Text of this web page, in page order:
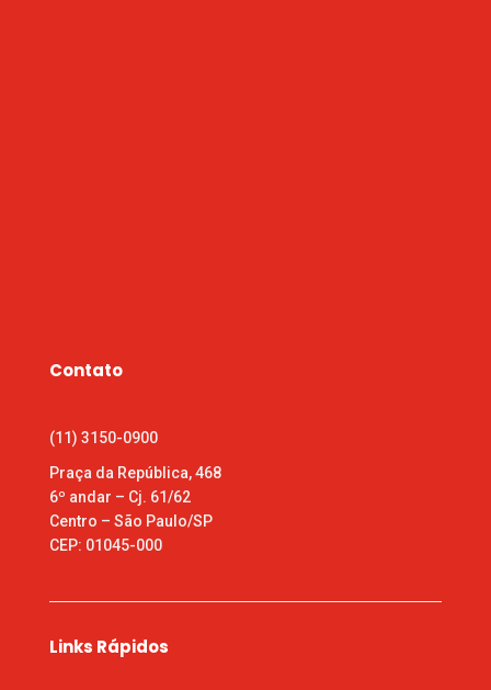
Contato
(11) 3150-0900
Praça da República, 468
6º andar – Cj. 61/62
Centro – São Paulo/SP
CEP: 01045-000
Links Rápidos